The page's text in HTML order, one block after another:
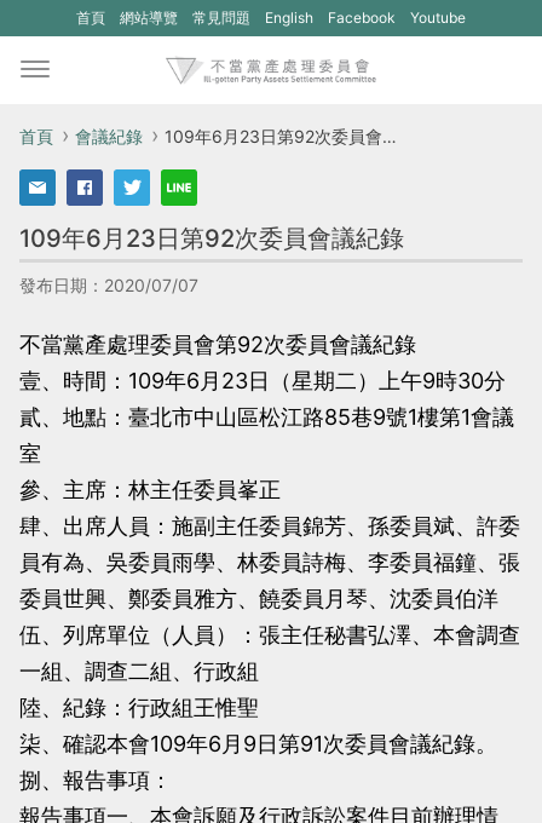
首頁 網站導覽 常見問題 English
(另
視
開
個
新
的
不
當
黨
產
委
會
Facebook
(另
個
新
的
不
當
黨
產
委
會
Youtube
首頁 會議紀錄 109年6月23日第92次委員會議紀錄
109年6月23日第92次委員會議紀錄
發布日期：2020/07/07
不當黨產處理委員會第92次委員會議紀錄
壹、時間：109年6月23日（星期二）上午9時30分
貳、地點：臺北市中山區松江路85巷9號1樓第1會議
室
參、主席：林主任委員峯正
肆、出席人員：施副主任委員錦芳、孫委員斌、許委
員有為、吳委員雨學、林委員詩梅、李委員福鐘、張
委員世興、鄭委員雅方、饒委員月琴、沈委員伯洋
伍、列席單位（人員）：張主任秘書弘澤、本會調查
一組、調查二組、行政組
陸、紀錄：行政組王惟聖
柒、確認本會109年6月9日第91次委員會議紀錄。
捌、報告事項：
報告事項一、本會訴願及行政訴訟案件目前辦理情